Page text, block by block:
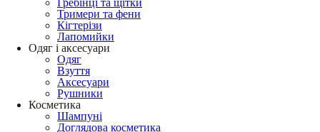
Гребінці та щітки
Тримери та фени
Кігтерізи
Лапомийки
Одяг і аксесуари
Одяг
Взуття
Аксесуари
Рушники
Косметика
Шампуні
Доглядова косметика